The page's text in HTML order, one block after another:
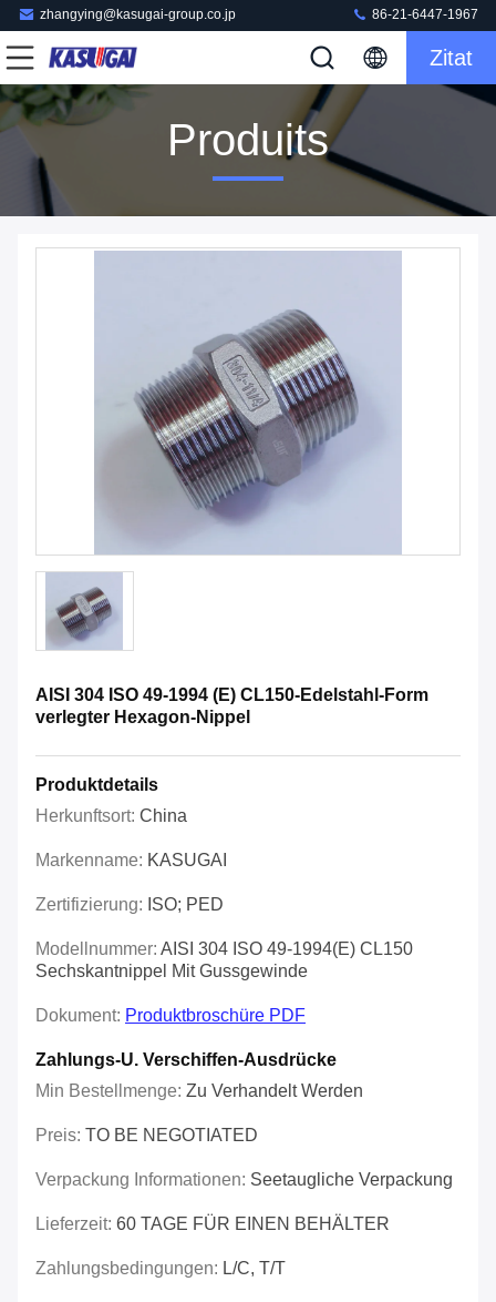
zhangying@kasugai-group.co.jp 86-21-6447-1967
Zitat
Produits
AISI 304 ISO 49-1994 (E) CL150-Edelstahl-Form
verlegter Hexagon-Nippel
Produktdetails
Herkunftsort: China
Markenname: KASUGAI
Zertifizierung: ISO; PED
Modellnummer: AISI 304 ISO 49-1994(E) CL150
Sechskantnippel Mit Gussgewinde
Dokument: Produktbroschüre PDF
Zahlungs-U. Verschiffen-Ausdrücke
Min Bestellmenge: Zu Verhandelt Werden
Preis: TO BE NEGOTIATED
Verpackung Informationen: Seetaugliche Verpackung
Lieferzeit: 60 TAGE FÜR EINEN BEHÄLTER
Zahlungsbedingungen: L/C, T/T